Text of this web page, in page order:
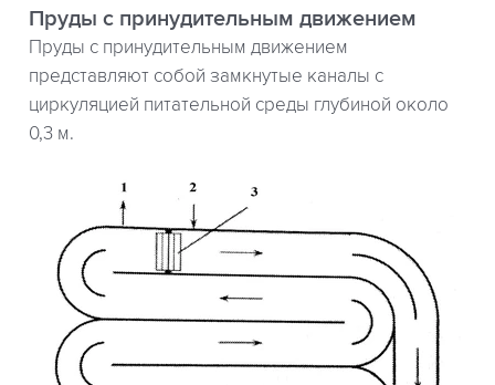
Пруды с принудительным движением
Пруды с принудительным движением
представляют собой замкнутые каналы с
циркуляцией питательной среды глубиной около
0,3 м.